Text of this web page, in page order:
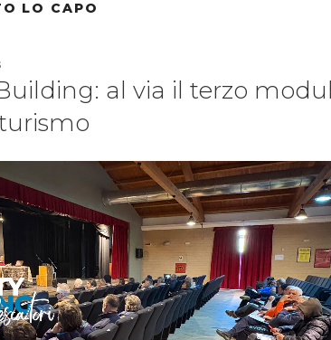
LO CAPO
al via il terzo